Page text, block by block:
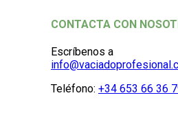
CONTACTA CON
Escríbenos a
Teléfono: +34 653 66 36